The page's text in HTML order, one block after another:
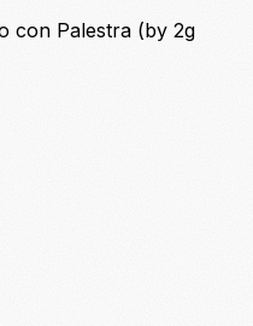
con Palestra (by 2g